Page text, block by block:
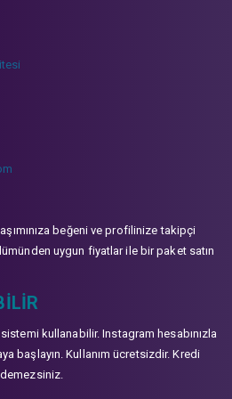
beğeni ve profilinize takipçi
uygun fiyatlar ile bir paket satın
kullanabilir. Instagram hesabınızla
başlayın. Kullanım ücretsizdir. Kredi